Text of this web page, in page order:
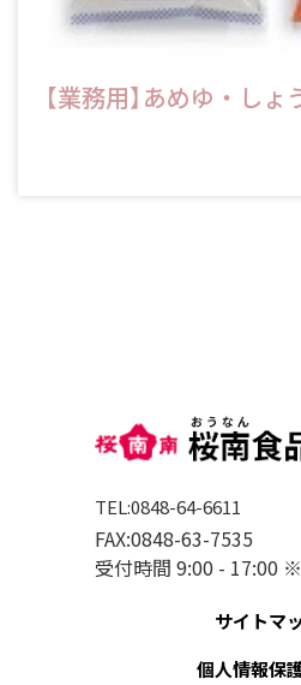
【業務用】あめゆ・しょ
TEL:0848-64-6611
FAX:0848-63-7535
受付時間 9:00 - 17:00
サイトマ
個人情報保